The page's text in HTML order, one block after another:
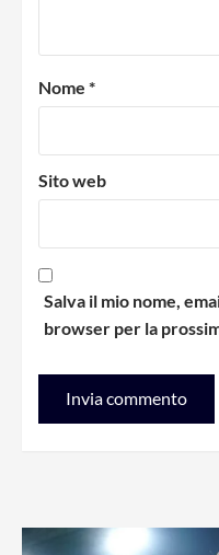
Nome *
Sito web
Salva il mio nome,
browser per la